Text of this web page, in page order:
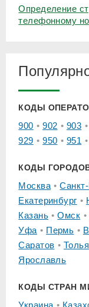
Определение
телефонному
КОДЫ
900 902 903
929
950 951
КОДЫ
Москва
Екатеринбург
Казань
Омск
Уфа
Пермь
Саратов
Ярославль
КОДЫ СТРАН